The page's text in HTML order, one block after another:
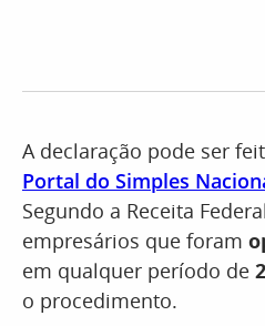
A declaração pode ser
Portal do Simples
Segundo a Receita
empresários que foram
em qualquer período de
o procedimento.